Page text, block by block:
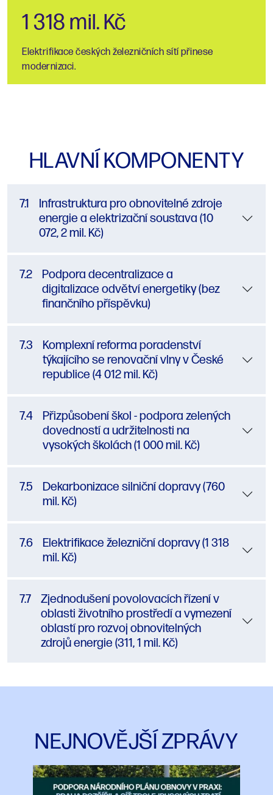
1 318 mil. Kč
Elektrifikace českých železničních sítí přinese
modernizaci.
HLAVNÍ KOMPONENTY
7.1
Infrastruktura pro obnovitelné zdroje
energie a elektrizační soustava (10
072, 2 mil. Kč)
7.2
Podpora decentralizace a
digitalizace odvětví energetiky (bez
finančního příspěvku)
7.3
Komplexní reforma poradenství
týkajícího se renovační vlny v České
republice (4 012 mil. Kč)
7.4
Přizpůsobení škol - podpora zelených
dovedností a udržitelnosti na
vysokých školách (1 000 mil. Kč)
7.5
Dekarbonizace silniční dopravy (760
mil. Kč)
7.6
Elektrifikace železniční dopravy (1 318
mil. Kč)
7.7
Zjednodušení povolovacích řízení v
oblasti životního prostředí a vymezení
oblastí pro rozvoj obnovitelných
zdrojů energie (311, 1 mil. Kč)
NEJNOVĚJŠÍ ZPRÁVY